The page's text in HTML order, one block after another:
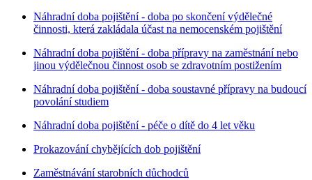
Náhradní doba pojištění - doba po skončení výdělečné
činnosti, která zakládala účast na nemocenském pojištění
Náhradní doba pojištění - doba přípravy na zaměstnání nebo
jinou výdělečnou činnost osob se zdravotním postižením
Náhradní doba pojištění - doba soustavné přípravy na budoucí
povolání studiem
Náhradní doba pojištění - péče o dítě do 4 let věku
Prokazování chybějících dob pojištění
Zaměstnávání starobních důchodců